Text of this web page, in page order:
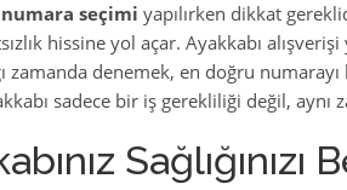
numara seçimi yapılırken dikkat
hissine yol açar. Ayakkabı
zamanda denemek, en doğru
sadece bir iş gerekliliği değil, aynı